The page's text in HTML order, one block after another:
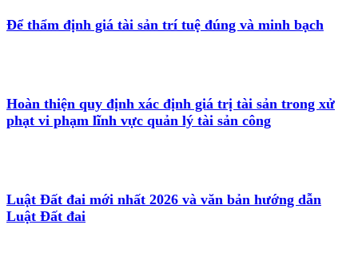
Để thẩm định giá tài sản trí tuệ đúng và minh bạch
Hoàn thiện quy định xác định giá trị tài sản trong xử
phạt vi phạm lĩnh vực quản lý tài sản công
Luật Đất đai mới nhất 2026 và văn bản hướng dẫn
Luật Đất đai